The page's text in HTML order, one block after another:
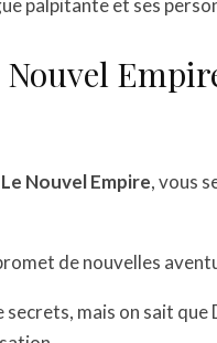
palpitante et ses
Nouvel Empire, vous
de nouvelles
mais on sait